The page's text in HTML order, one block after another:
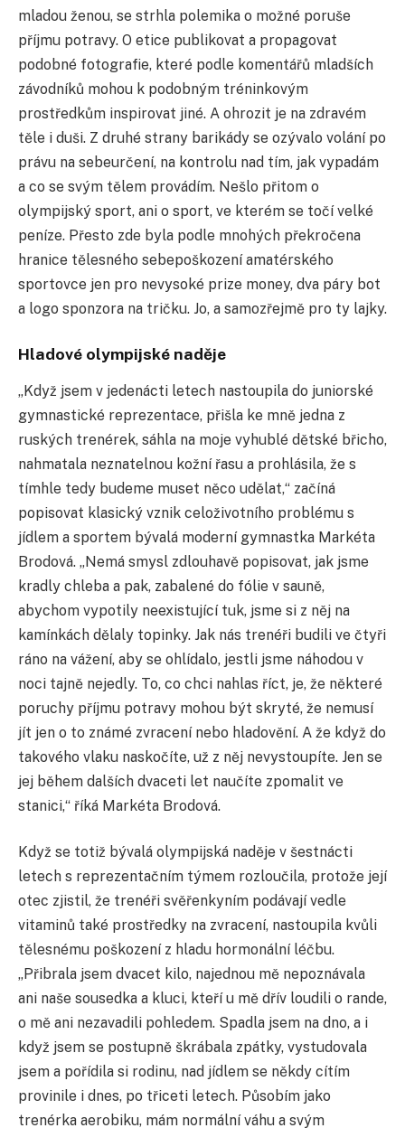
mladou ženou, se strhla polemika o možné poruše
příjmu potravy. O etice publikovat a propagovat
podobné fotografie, které podle komentářů mladších
závodníků mohou k podobným tréninkovým
prostředkům inspirovat jiné. A ohrozit je na zdravém
těle i duši. Z druhé strany barikády se ozývalo volání po
právu na sebeurčení, na kontrolu nad tím, jak vypadám
a co se svým tělem provádím. Nešlo přitom o
olympijský sport, ani o sport, ve kterém se točí velké
peníze. Přesto zde byla podle mnohých překročena
hranice tělesného sebepoškození amatérského
sportovce jen pro nevysoké prize money, dva páry bot
a logo sponzora na tričku. Jo, a samozřejmě pro ty lajky.
Hladové olympijské naděje
„Když jsem v jedenácti letech nastoupila do juniorské
gymnastické reprezentace, přišla ke mně jedna z
ruských trenérek, sáhla na moje vyhublé dětské břicho,
nahmatala neznatelnou kožní řasu a prohlásila, že s
tímhle tedy budeme muset něco udělat,“ začíná
popisovat klasický vznik celoživotního problému s
jídlem a sportem bývalá moderní gymnastka Markéta
Brodová. „Nemá smysl zdlouhavě popisovat, jak jsme
kradly chleba a pak, zabalené do fólie v sauně,
abychom vypotily neexistující tuk, jsme si z něj na
kamínkách dělaly topinky. Jak nás trenéři budili ve čtyři
ráno na vážení, aby se ohlídalo, jestli jsme náhodou v
noci tajně nejedly. To, co chci nahlas říct, je, že některé
poruchy příjmu potravy mohou být skryté, že nemusí
jít jen o to známé zvracení nebo hladovění. A že když do
takového vlaku naskočíte, už z něj nevystoupíte. Jen se
jej během dalších dvaceti let naučíte zpomalit ve
stanici,“ říká Markéta Brodová.
Když se totiž bývalá olympijská naděje v šestnácti
letech s reprezentačním týmem rozloučila, protože její
otec zjistil, že trenéři svěřenkyním podávají vedle
vitaminů také prostředky na zvracení, nastoupila kvůli
tělesnému poškození z hladu hormonální léčbu.
„Přibrala jsem dvacet kilo, najednou mě nepoznávala
ani naše sousedka a kluci, kteří u mě dřív loudili o rande,
o mě ani nezavadili pohledem. Spadla jsem na dno, a i
když jsem se postupně škrábala zpátky, vystudovala
jsem a pořídila si rodinu, nad jídlem se někdy cítím
provinile i dnes, po třiceti letech. Působím jako
trenérka aerobiku, mám normální váhu a svým